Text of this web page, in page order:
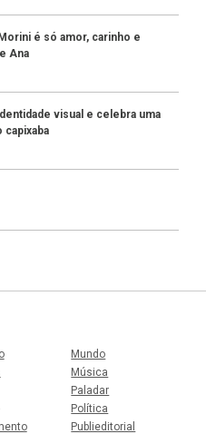
é só amor, carinho e
Ana
visual e celebra uma
capixaba
Mundo
Música
Paladar
Política
Publieditorial